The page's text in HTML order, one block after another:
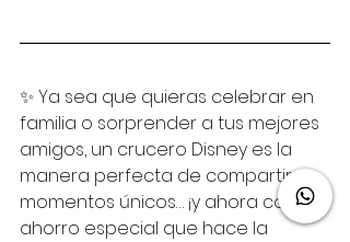
✨ Ya sea que quieras celebrar en
familia o sorprender a tus mejores
amigos, un crucero Disney es la
manera perfecta de compartir
momentos únicos… ¡y ahora con un
ahorro especial que hace la